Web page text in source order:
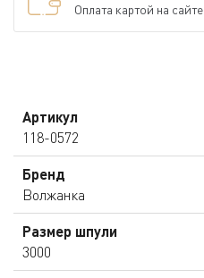
Оплата картой на сайте
Артикул
118-0572
Бренд
Волжанка
Размер шпули
3000